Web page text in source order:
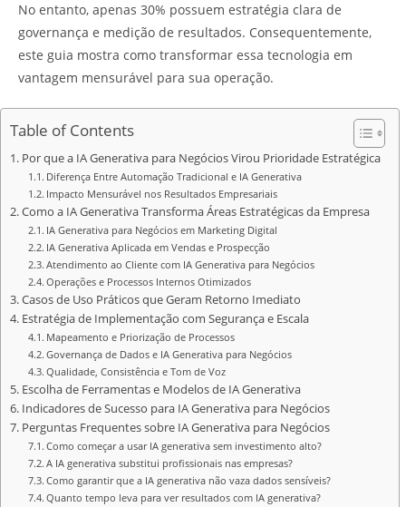
No entanto, apenas 30% possuem estratégia clara de
governança e medição de resultados. Consequentemente,
este guia mostra como transformar essa tecnologia em
vantagem mensurável para sua operação.
Table of Contents
Por que a IA Generativa para Negócios Virou Prioridade Estratégica
Diferença Entre Automação Tradicional e IA Generativa
Impacto Mensurável nos Resultados Empresariais
Como a IA Generativa Transforma Áreas Estratégicas da Empresa
IA Generativa para Negócios em Marketing Digital
IA Generativa Aplicada em Vendas e Prospecção
Atendimento ao Cliente com IA Generativa para Negócios
Operações e Processos Internos Otimizados
Casos de Uso Práticos que Geram Retorno Imediato
Estratégia de Implementação com Segurança e Escala
Mapeamento e Priorização de Processos
Governança de Dados e IA Generativa para Negócios
Qualidade, Consistência e Tom de Voz
Escolha de Ferramentas e Modelos de IA Generativa
Indicadores de Sucesso para IA Generativa para Negócios
Perguntas Frequentes sobre IA Generativa para Negócios
Como começar a usar IA generativa sem investimento alto?
A IA generativa substitui profissionais nas empresas?
Como garantir que a IA generativa não vaza dados sensíveis?
Quanto tempo leva para ver resultados com IA generativa?